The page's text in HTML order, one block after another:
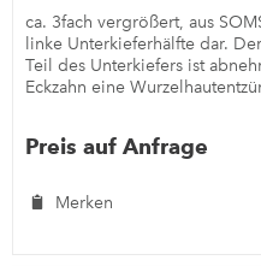
ca. 3fach vergrößert, aus
linke Unterkieferhälfte dar.
Teil des Unterkiefers ist
Eckzahn eine
Preis auf Anfrage
Merken